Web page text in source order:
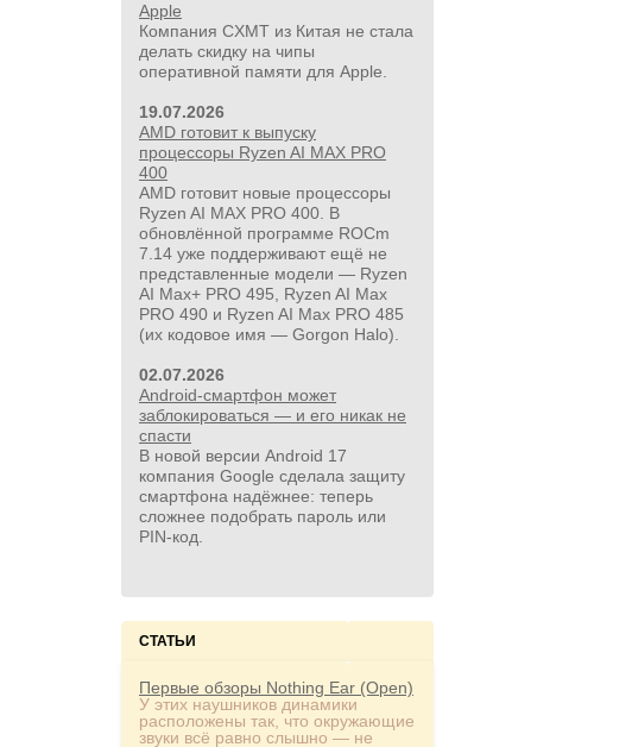
Apple
Компания CXMT из Китая не стала
делать скидку на чипы
оперативной памяти для Apple.
19.07.2026
AMD готовит к выпуску
процессоры Ryzen AI MAX PRO
400
AMD готовит новые процессоры
Ryzen AI MAX PRO 400. В
обновлённой программе ROCm
7.14 уже поддерживают ещё не
представленные модели — Ryzen
AI Max+ PRO 495, Ryzen AI Max
PRO 490 и Ryzen AI Max PRO 485
(их кодовое имя — Gorgon Halo).
02.07.2026
Android-смартфон может
заблокироваться — и его никак не
спасти
В новой версии Android 17
компания Google сделала защиту
смартфона надёжнее: теперь
сложнее подобрать пароль или
PIN‑код.
СТАТЬИ
Первые обзоры Nothing Ear (Open)
У этих наушников динамики
расположены так, что окружающие
звуки всё равно слышно — не